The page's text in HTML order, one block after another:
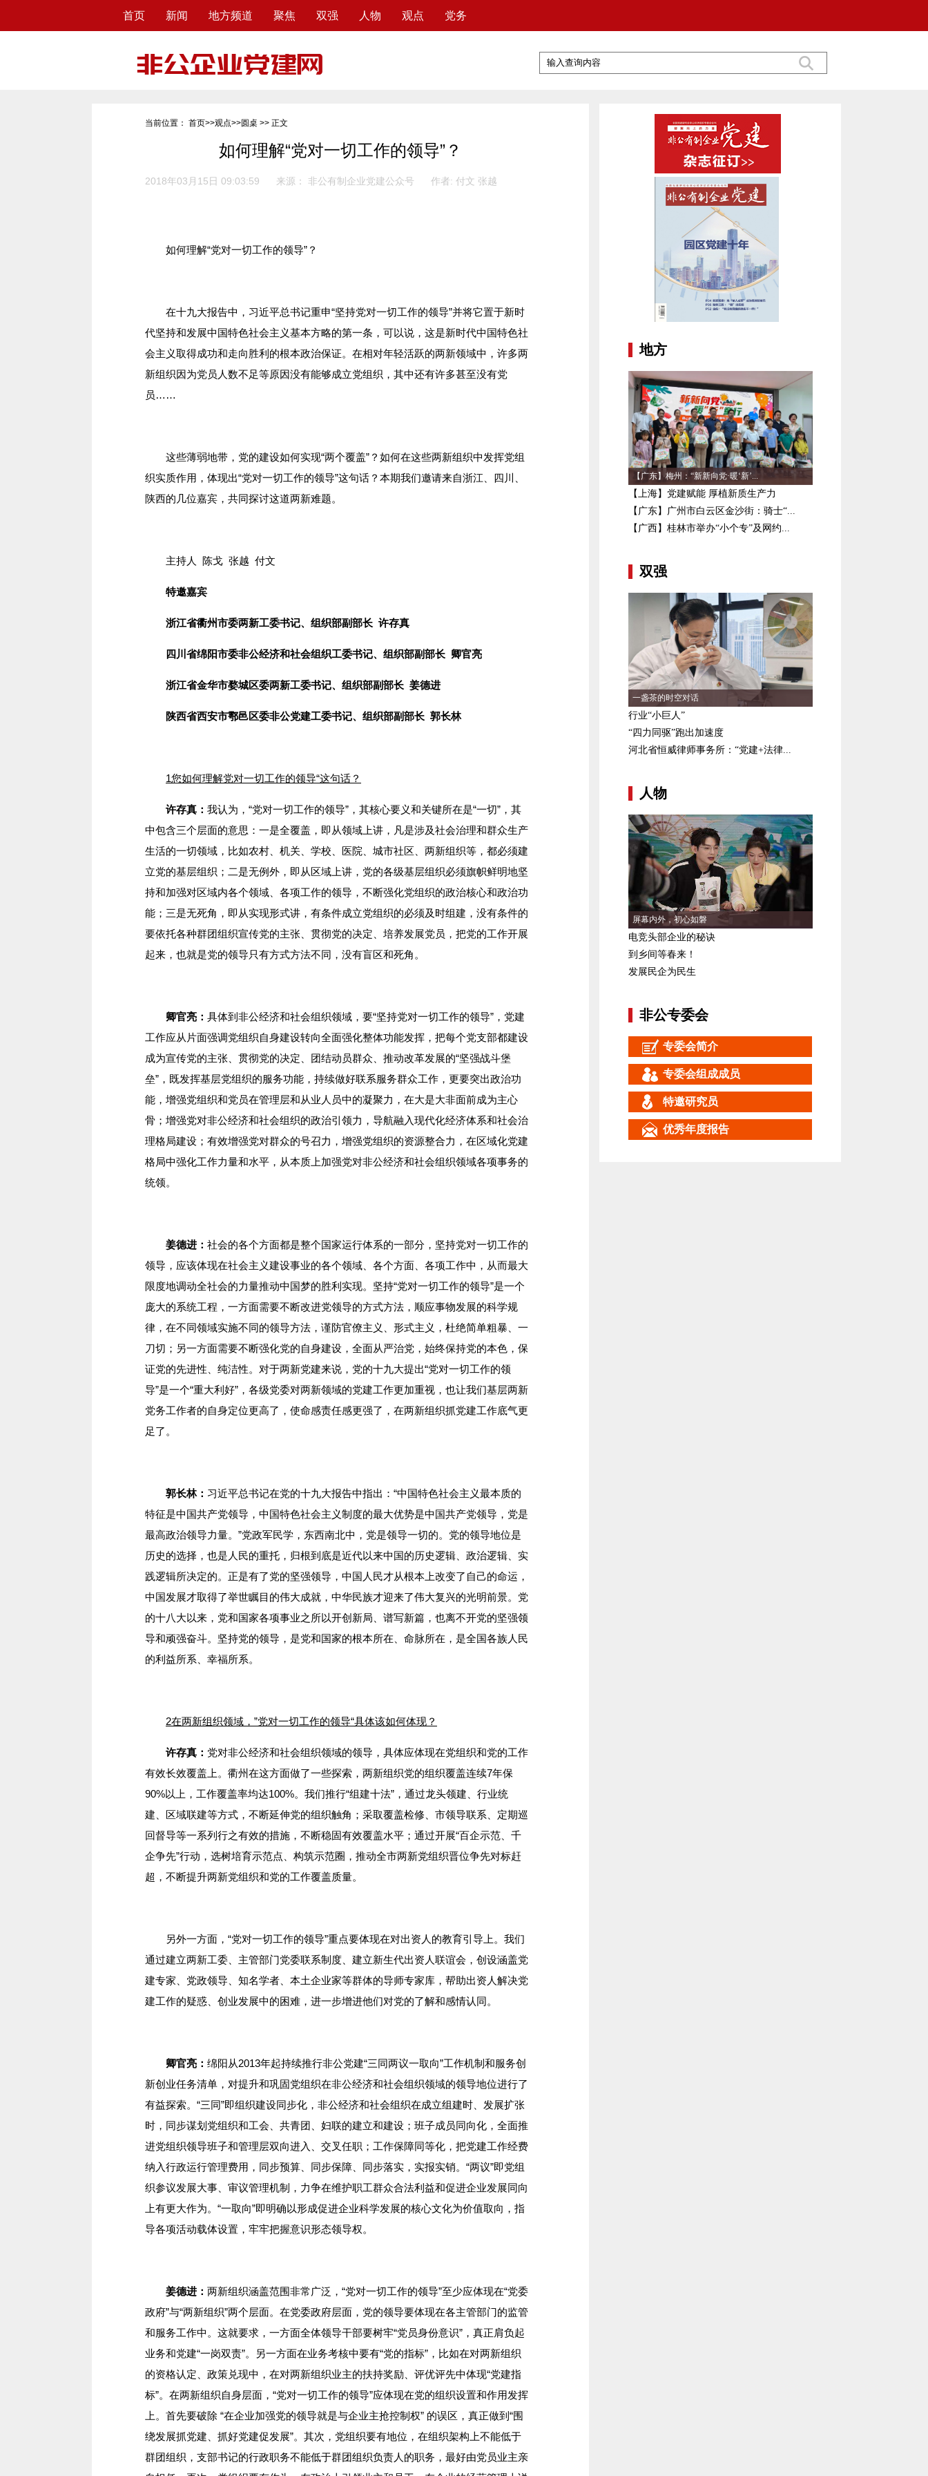
首页 新闻 地方频道 聚焦 双强 人物 观点 党务
当前位置： 首页>>观点>>圆桌 >> 正文
如何理解“党对一切工作的领导”？
2018年03月15日 09:03:59 来源： 非公有制企业党建公众号 作者: 付文 张越
如何理解“党对一切工作的领导”？
在十九大报告中，习近平总书记重申“坚持党对一切工作的领导”并将它置于新时
代坚持和发展中国特色社会主义基本方略的第一条，可以说，这是新时代中国特色社
会主义取得成功和走向胜利的根本政治保证。在相对年轻活跃的两新领域中，许多两
新组织因为党员人数不足等原因没有能够成立党组织，其中还有许多甚至没有党
员……
这些薄弱地带，党的建设如何实现“两个覆盖”？如何在这些两新组织中发挥党组
织实质作用，体现出“党对一切工作的领导”这句话？本期我们邀请来自浙江、四川、
陕西的几位嘉宾，共同探讨这道两新难题。
主持人 陈戈 张越 付文
特邀嘉宾
浙江省衢州市委两新工委书记、组织部副部长 许存真
四川省绵阳市委非公经济和社会组织工委书记、组织部副部长 卿官亮
浙江省金华市婺城区委两新工委书记、组织部副部长 姜德进
陕西省西安市鄠邑区委非公党建工委书记、组织部副部长 郭长林
1您如何理解党对一切工作的领导“这句话？
许存真： 我认为，“党对一切工作的领导”，其核心要义和关键所在是“一切”，其
中包含三个层面的意思：一是全覆盖，即从领域上讲，凡是涉及社会治理和群众生产
生活的一切领域，比如农村、机关、学校、医院、城市社区、两新组织等，都必须建
立党的基层组织；二是无例外，即从区域上讲，党的各级基层组织必须旗帜鲜明地坚
持和加强对区域内各个领域、各项工作的领导，不断强化党组织的政治核心和政治功
能；三是无死角，即从实现形式讲，有条件成立党组织的必须及时组建，没有条件的
要依托各种群团组织宣传党的主张、贯彻党的决定、培养发展党员，把党的工作开展
起来，也就是党的领导只有方式方法不同，没有盲区和死角。
卿官亮： 具体到非公经济和社会组织领域，要“坚持党对一切工作的领导”，党建
工作应从片面强调党组织自身建设转向全面强化整体功能发挥，把每个党支部都建设
成为宣传党的主张、贯彻党的决定、团结动员群众、推动改革发展的“坚强战斗堡
垒”，既发挥基层党组织的服务功能，持续做好联系服务群众工作，更要突出政治功
能，增强党组织和党员在管理层和从业人员中的凝聚力，在大是大非面前成为主心
骨；增强党对非公经济和社会组织的政治引领力，导航融入现代化经济体系和社会治
理格局建设；有效增强党对群众的号召力，增强党组织的资源整合力，在区域化党建
格局中强化工作力量和水平，从本质上加强党对非公经济和社会组织领域各项事务的
统领。
姜德进： 社会的各个方面都是整个国家运行体系的一部分，坚持党对一切工作的
领导，应该体现在社会主义建设事业的各个领域、各个方面、各项工作中，从而最大
限度地调动全社会的力量推动中国梦的胜利实现。坚持“党对一切工作的领导”是一个
庞大的系统工程，一方面需要不断改进党领导的方式方法，顺应事物发展的科学规
律，在不同领域实施不同的领导方法，谨防官僚主义、形式主义，杜绝简单粗暴、一
刀切；另一方面需要不断强化党的自身建设，全面从严治党，始终保持党的本色，保
证党的先进性、纯洁性。对于两新党建来说，党的十九大提出“党对一切工作的领
导”是一个“重大利好”，各级党委对两新领域的党建工作更加重视，也让我们基层两新
党务工作者的自身定位更高了，使命感责任感更强了，在两新组织抓党建工作底气更
足了。
郭长林： 习近平总书记在党的十九大报告中指出：“中国特色社会主义最本质的
特征是中国共产党领导，中国特色社会主义制度的最大优势是中国共产党领导，党是
最高政治领导力量。”党政军民学，东西南北中，党是领导一切的。党的领导地位是
历史的选择，也是人民的重托，归根到底是近代以来中国的历史逻辑、政治逻辑、实
践逻辑所决定的。正是有了党的坚强领导，中国人民才从根本上改变了自己的命运，
中国发展才取得了举世瞩目的伟大成就，中华民族才迎来了伟大复兴的光明前景。党
的十八大以来，党和国家各项事业之所以开创新局、谱写新篇，也离不开党的坚强领
导和顽强奋斗。坚持党的领导，是党和国家的根本所在、命脉所在，是全国各族人民
的利益所系、幸福所系。
2在两新组织领域，”党对一切工作的领导“具体该如何体现？
许存真： 党对非公经济和社会组织领域的领导，具体应体现在党组织和党的工作
有效长效覆盖上。衢州在这方面做了一些探索，两新组织党的组织覆盖连续7年保
90%以上，工作覆盖率均达100%。我们推行“组建十法”，通过龙头领建、行业统
建、区域联建等方式，不断延伸党的组织触角；采取覆盖检修、市领导联系、定期巡
回督导等一系列行之有效的措施，不断稳固有效覆盖水平；通过开展“百企示范、千
企争先”行动，选树培育示范点、构筑示范圈，推动全市两新党组织晋位争先对标赶
超，不断提升两新党组织和党的工作覆盖质量。
另外一方面，“党对一切工作的领导”重点要体现在对出资人的教育引导上。我们
通过建立两新工委、主管部门党委联系制度、建立新生代出资人联谊会，创设涵盖党
建专家、党政领导、知名学者、本土企业家等群体的导师专家库，帮助出资人解决党
建工作的疑惑、创业发展中的困难，进一步增进他们对党的了解和感情认同。
卿官亮： 绵阳从2013年起持续推行非公党建“三同两议一取向”工作机制和服务创
新创业任务清单，对提升和巩固党组织在非公经济和社会组织领域的领导地位进行了
有益探索。“三同”即组织建设同步化，非公经济和社会组织在成立组建时、发展扩张
时，同步谋划党组织和工会、共青团、妇联的建立和建设；班子成员同向化，全面推
进党组织领导班子和管理层双向进入、交叉任职；工作保障同等化，把党建工作经费
纳入行政运行管理费用，同步预算、同步保障、同步落实，实报实销。“两议”即党组
织参议发展大事、审议管理机制，力争在维护职工群众合法利益和促进企业发展同向
上有更大作为。“一取向”即明确以形成促进企业科学发展的核心文化为价值取向，指
导各项活动载体设置，牢牢把握意识形态领导权。
姜德进： 两新组织涵盖范围非常广泛，“党对一切工作的领导”至少应体现在“党委
政府”与“两新组织”两个层面。在党委政府层面，党的领导要体现在各主管部门的监管
和服务工作中。这就要求，一方面全体领导干部要树牢“党员身份意识”，真正肩负起
业务和党建“一岗双责”。另一方面在业务考核中要有“党的指标”，比如在对两新组织
的资格认定、政策兑现中，在对两新组织业主的扶持奖励、评优评先中体现“党建指
标”。在两新组织自身层面，“党对一切工作的领导”应体现在党的组织设置和作用发挥
上。首先要破除 “在企业加强党的领导就是与企业主抢控制权” 的误区，真正做到“围
绕发展抓党建、抓好党建促发展”。其次，党组织要有地位，在组织架构上不能低于
群团组织，支部书记的行政职务不能低于群团组织负责人的职务，最好由党员业主亲
地方
【广东】梅州：“新新向党·暖‘新’...
【上海】党建赋能 厚植新质生产力
【广东】广州市白云区金沙街：骑士“...
【广西】桂林市举办“小个专”及网约...
双强
一盏茶的时空对话
行业“小巨人”
“四力同驱”跑出加速度
河北省恒威律师事务所：“党建+法律...
人物
屏幕内外，初心如磐
电竞头部企业的秘诀
到乡间等春来！
发展民企为民生
非公专委会
专委会简介
专委会组成成员
特邀研究员
优秀年度报告